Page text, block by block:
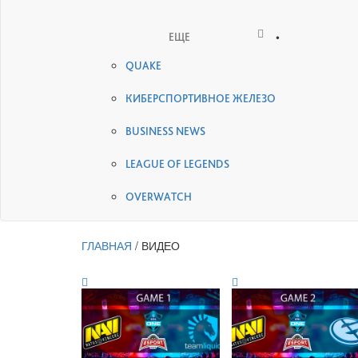
ЕЩЕ
QUAKE
КИБЕРСПОРТИВНОЕ ЖЕЛЕЗО
BUSINESS NEWS
LEAGUE OF LEGENDS
OVERWATCH
•
ГЛАВНАЯ / ВИДЕО